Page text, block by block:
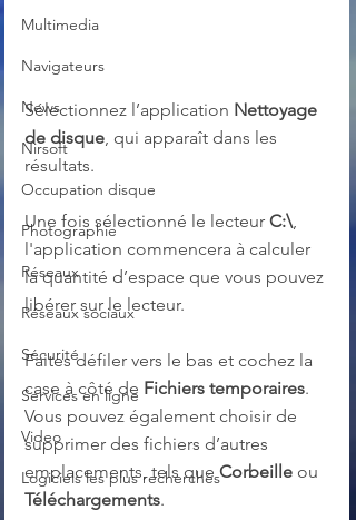
Multimedia
Navigateurs
News
Nirsoft
Occupation disque
Photographie
Réseaux
Réseaux sociaux
Sécurité
Services en ligne
Video
Logiciels les plus recherchés
Sélectionnez l’application Nettoyage
de disque , qui apparaît dans les
résultats.
Une fois sélectionné le lecteur C:\
l'application commencera à calculer
la quantité d’espace que vous pouvez
libérer sur le lecteur.
Faites défiler vers le bas et cochez la
case à côté de Fichiers temporaires.
Vous pouvez également choisir de
supprimer des fichiers d’autres
emplacements, tels que Corbeille ou
Téléchargements.